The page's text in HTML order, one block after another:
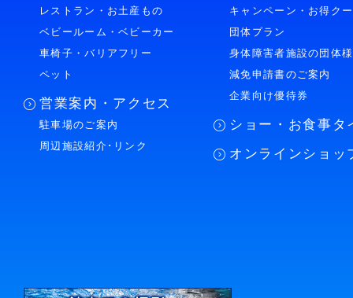
レストラン・お土産もの
ベビールーム・ベビーカー
車椅子・バリアフリー
ペット
営業案内・アクセス
駐車場のご案内
周辺施設紹介･リンク
キャンペーン・お得ク
団体プラン
身体障害者施設の団体様
減免申請書のご案内
企業向け優待券
ショー・お食事タ
オンラインショッ